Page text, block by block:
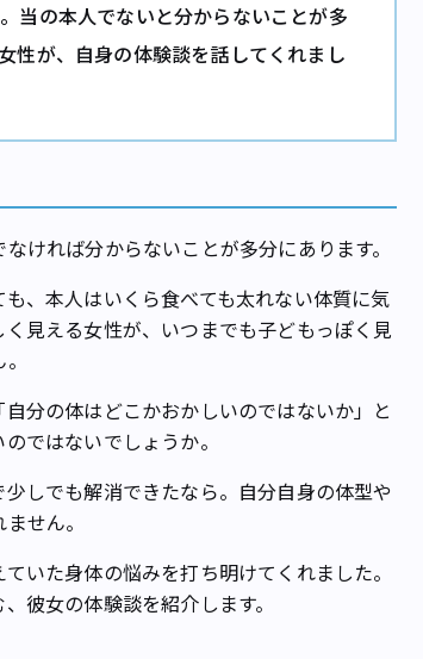
当の本人でないと分からないことが多
性が、自身の体験談を話してくれまし
ければ分からないことが多分にあります。
、本人はいくら食べても太れない体質に気
見える女性が、いつまでも子どもっぽく見
分の体はどこかおかしいのではないか」と
ではないでしょうか。
しでも解消できたなら。自分自身の体型や
せん。
いた身体の悩みを打ち明けてくれました。
彼女の体験談を紹介します。